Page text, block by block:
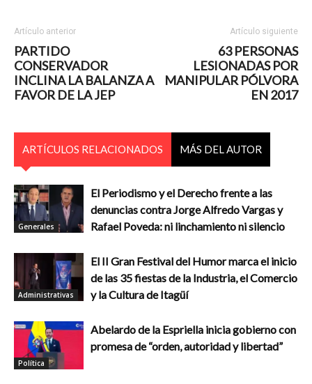
Artículo anterior
PARTIDO
CONSERVADOR
INCLINA LA BALANZA A
FAVOR DE LA JEP
Artículo siguiente
63 PERSONAS
LESIONADAS POR
MANIPULAR PÓLVORA
EN 2017
ARTÍCULOS RELACIONADOS MÁS DEL AUTOR
Generales
El Periodismo y el Derecho frente a las
denuncias contra Jorge Alfredo Vargas y
Rafael Poveda: ni linchamiento ni silencio
Administrativas
El II Gran Festival del Humor marca el inicio
de las 35 fiestas de la Industria, el Comercio
y la Cultura de Itagüí
Política
Abelardo de la Espriella inicia gobierno con
promesa de “orden, autoridad y libertad”